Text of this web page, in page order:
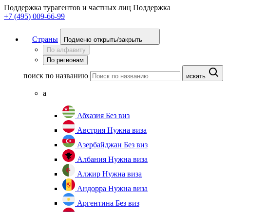
Поддержка турагентов и частных лиц Поддержка
+7 (495) 009-66-99
Страны
Подменю открыть/закрыть
По алфавиту
По регионам
поиск по названию искать
а
Абхазия Без виз
Австрия Нужна виза
Азербайджан Без виз
Албания Нужна виза
Алжир Нужна виза
Андорра Нужна виза
Аргентина Без виз